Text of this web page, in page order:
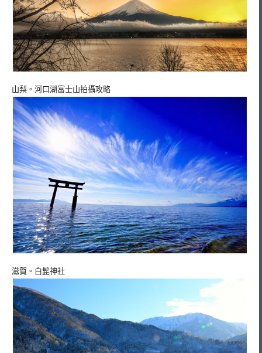
山梨。河口湖富士山拍攝攻略
滋賀。白髭神社